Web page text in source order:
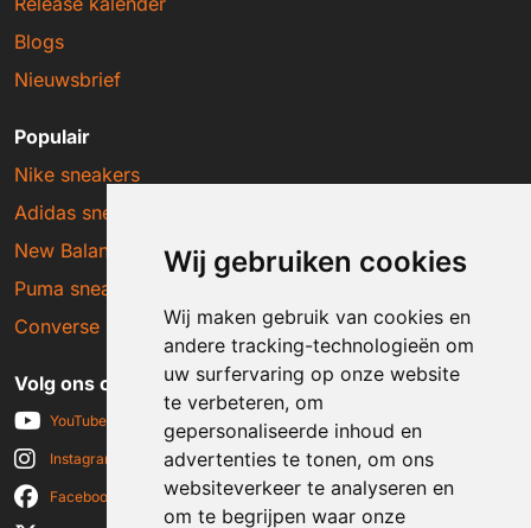
Wij gebruiken cookies
Wij maken gebruik van cookies en
andere tracking-technologieën om
uw surfervaring op onze website
te verbeteren, om
gepersonaliseerde inhoud en
advertenties te tonen, om ons
websiteverkeer te analyseren en
om te begrijpen waar onze
Blogs
Nieuwsbrief
Populair
Nike sneakers
Adidas sneakers
New Balance sneakers
Puma sneakers
Converse sneakers
Volg ons op social media
YouTube
Instagram
Facebook